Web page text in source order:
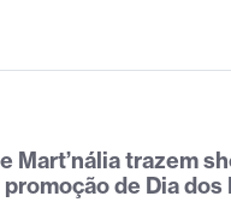
Mart’nália trazem
de Dia dos